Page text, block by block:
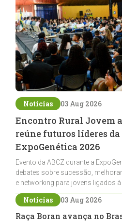
Notícias 03 Aug 2026
Encontro Rural Jovem
reúne futuros líderes
ExpoGenética 2026
Evento da ABCZ durante a
debates sobre sucessão,
e networking para jovens ligados
Notícias 03 Aug 2026
Raça Boran avança no